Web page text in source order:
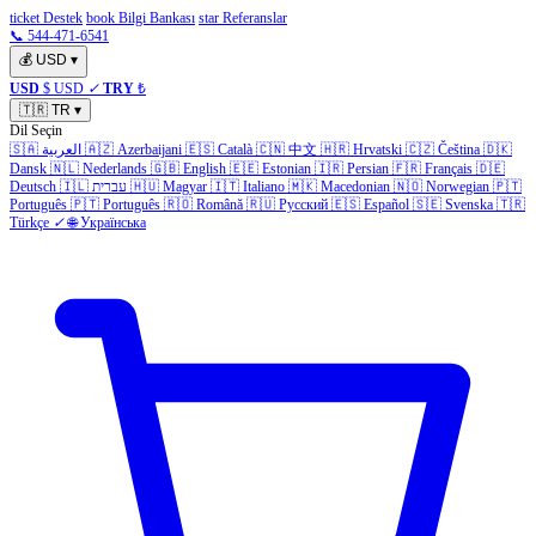
ticket Destek book Bilgi Bankası star Referanslar
📞 544-471-6541
💰 USD ▾
USD $ USD ✓ TRY ₺
🇹🇷 TR ▾
Dil Seçin
🇸🇦 العربية 🇦🇿 Azerbaijani 🇪🇸 Català 🇨🇳 中文 🇭🇷 Hrvatski 🇨🇿 Čeština 🇩🇰
Dansk 🇳🇱 Nederlands 🇬🇧 English 🇪🇪 Estonian 🇮🇷 Persian 🇫🇷 Français 🇩🇪
Deutsch 🇮🇱 עברית 🇭🇺 Magyar 🇮🇹 Italiano 🇲🇰 Macedonian 🇳🇴 Norwegian 🇵🇹
Português 🇵🇹 Português 🇷🇴 Română 🇷🇺 Русский 🇪🇸 Español 🇸🇪 Svenska 🇹🇷
Türkçe ✓ 🌐 Українська